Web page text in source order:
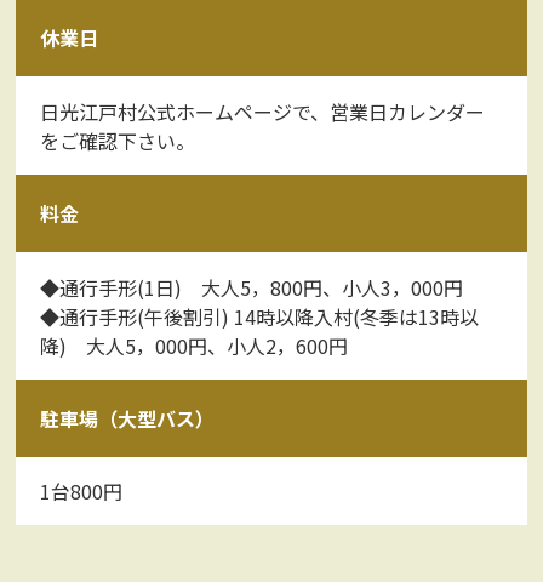
休業日
日光江戸村公式ホームページで、営業日カレンダー
をご確認下さい。
料金
◆通行手形(1日) 大人5，800円、小人3，000円
◆通行手形(午後割引) 14時以降入村(冬季は13時以
降) 大人5，000円、小人2，600円
駐車場（大型バス）
1台800円